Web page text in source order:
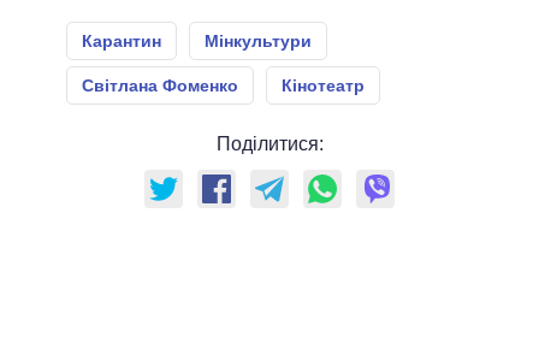
Карантин Мінкультури
Світлана Фоменко Кінотеатр
Поділитися: